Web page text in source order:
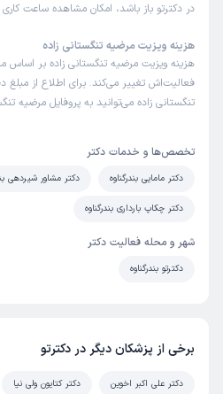
در دکترتو باز باشد، امکان مشاهده ساعت
هزینه ویزیت مرضیه تنگستانی زاده
هزینه ویزیت مرضیه تنگستانی زاده بر
فعالیت‌اش تغییر می‌کند. برای اطلاع از مبلغ
تنگستانی زاده می‌توانید به پروفایل مرضیه
تخصص‌ها و خدمات دکتر
دکتر مامایی بندرگناوه دکتر مشاور شیردهی
دکتر چکاپ بارداری بندرگناوه
شهر و محله فعالیت دکتر
دکترتو بندرگناوه
برخی از پزشکان دیگر در دکترتو
دکتر علی اکبر اخوین دکتر کتایون ولی نیا